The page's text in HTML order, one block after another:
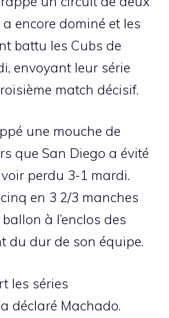
encore dominé et les
battu les Cubs de
envoyant leur série
match décisif.
une mouche de
que San Diego a évité
perdu 3-1 mardi.
en 3 2/3 manches
à l’enclos des
du dur de son équipe.
les séries
déclaré Machado.